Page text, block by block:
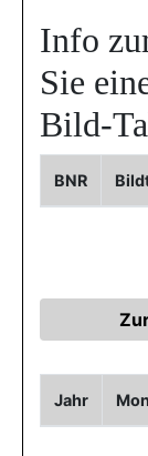
Info
Sie
Bild-
BNR
Jahr